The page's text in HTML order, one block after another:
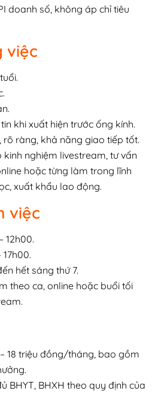
doanh số, không áp chỉ tiêu
việc
khi xuất hiện trước ống kính.
rõ ràng, khả năng giao tiếp tốt.
kinh nghiệm livestream, tư vấn
hoặc từng làm trong lĩnh
xuất khẩu lao động.
việc
12h00.
17h00.
hết sáng thứ 7.
theo ca, online hoặc buổi tối
18 triệu đồng/tháng, bao gồm
BHYT, BHXH theo quy định của